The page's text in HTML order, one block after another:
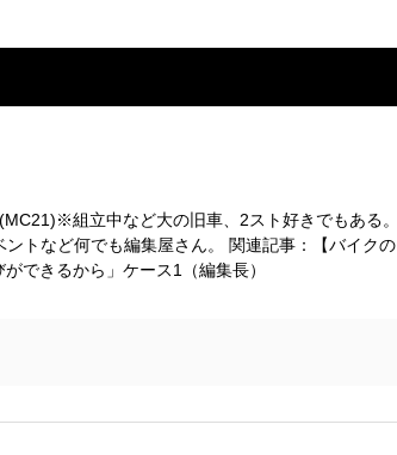
組立中など大の旧車、2スト好きでもある。
トなど何でも編集屋さん。 関連記事：
【バイクの
できるから」ケース1（編集長）